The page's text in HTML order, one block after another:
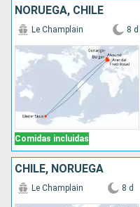
NORUEGA, CHILE
Comidas incluidas
Le Champlain 8 d
CHILE, NORUEGA
Le Champlain 8 d